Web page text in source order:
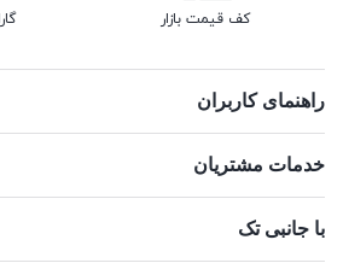
کف قیمت بازار
راهنمای کاربران
خدمات مشتریان
با جانبی تک